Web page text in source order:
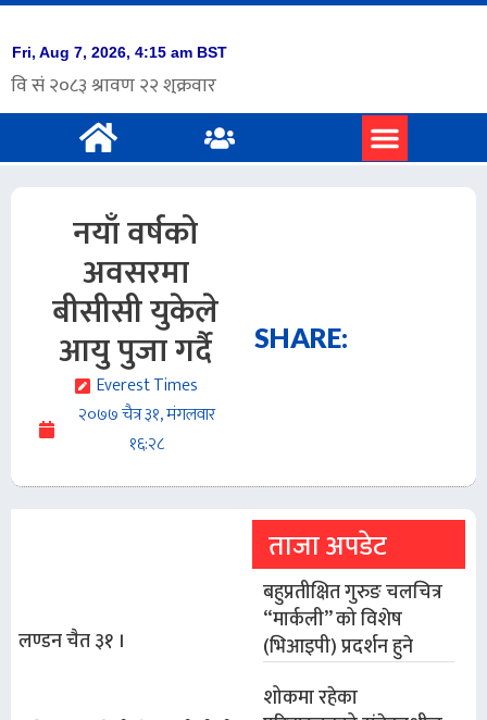
नयाँ वर्षको
अवसरमा
बीसीसी युकेले
आयु पुजा गर्दै
Everest Times
२०७७ चैत्र ३१, मंगलवार
१६:२८
SHARE:
लण्डन चैत ३१ ।
ताजा अपडेट
बहुप्रतीक्षित गुरुङ चलचित्र
“मार्कली” को विशेष
(भिआइपी) प्रदर्शन हुने
शोकमा रहेका